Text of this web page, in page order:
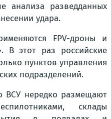
анализа разведданных
удара.
FPV-дроны и
В этот раз российские
пунктов управления
подразделений.
ВСУ нередко размещают
склады